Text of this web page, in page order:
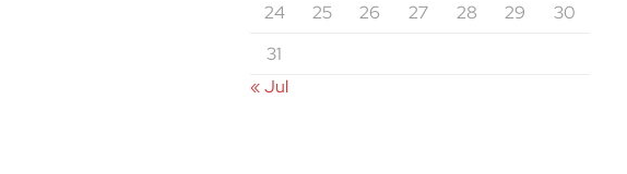
24
25 26 27 28 29
30
31
« Jul